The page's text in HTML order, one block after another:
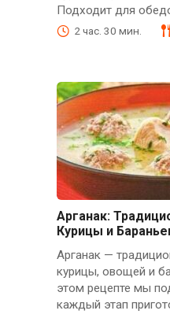
Подходит для
2 час. 30 мин.
Арганак:
Курицы и
Арганак —
курицы, овощей и
этом рецепте мы
каждый этап